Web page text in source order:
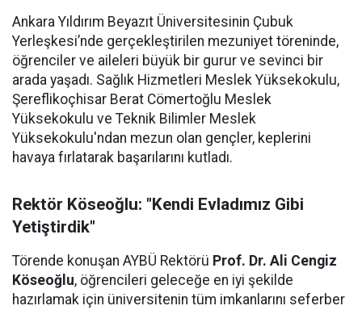
Ankara Yıldırım Beyazıt Üniversitesinin Çubuk
Yerleşkesi’nde gerçekleştirilen mezuniyet töreninde,
öğrenciler ve aileleri büyük bir gurur ve sevinci bir
arada yaşadı. Sağlık Hizmetleri Meslek Yüksekokulu,
Şereflikoçhisar Berat Cömertoğlu Meslek
Yüksekokulu ve Teknik Bilimler Meslek
Yüksekokulu'ndan mezun olan gençler, keplerini
havaya fırlatarak başarılarını kutladı.
Rektör Köseoğlu: "Kendi Evladımız Gibi
Yetiştirdik"
Törende konuşan AYBÜ Rektörü Prof. Dr. Ali Cengiz
Köseoğlu, öğrencileri geleceğe en iyi şekilde
hazırlamak için üniversitenin tüm imkanlarını seferber